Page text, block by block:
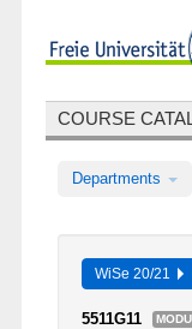
COURSE
Departments
WiSe 20/21
5511G11